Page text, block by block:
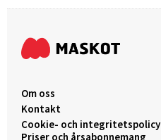
Om oss
Kontakt
Cookie- och integritetspolicy
Priser och årsabonnemang